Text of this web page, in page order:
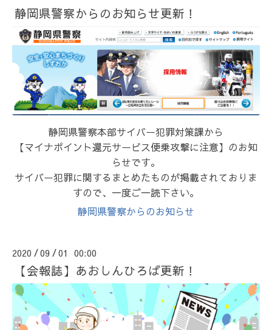
静岡県警察からのお知らせ更新！
静岡県警察本部サイバー犯罪対策課から
【マイナポイント還元サービス便乗攻撃に注意】のお知
らせです。
サイバー犯罪に関するまとめたものが掲載されておりま
すので、一度ご一読下さい。
静岡県警察からのお知らせ
2020 /09 /01 00:00
【会報誌】あおしんひろば更新！